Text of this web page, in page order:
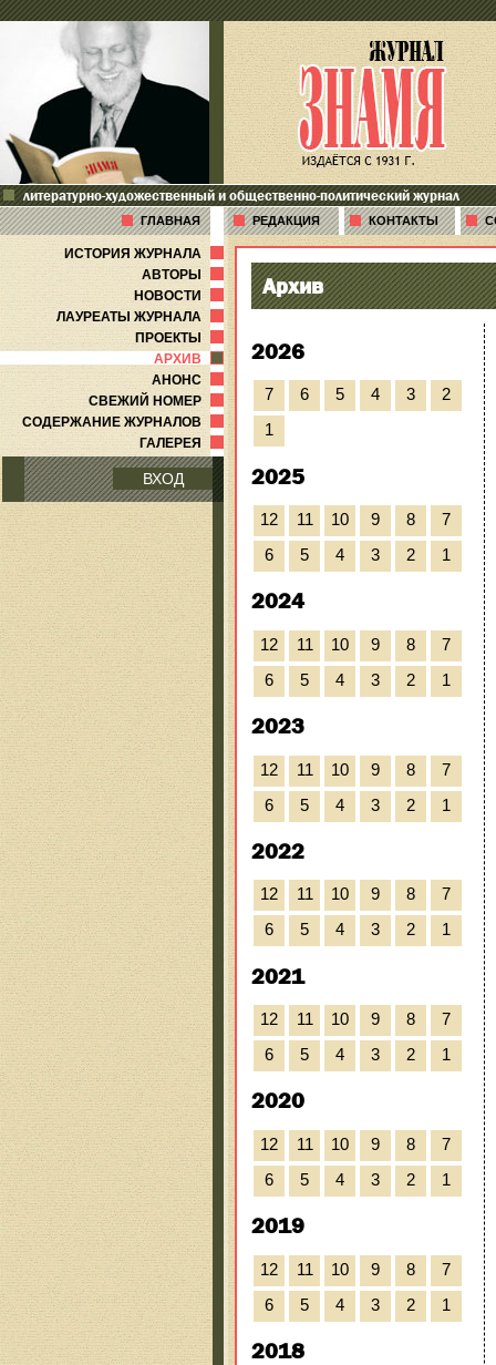
литературно-художественный и общественно-политический журнал
ГЛАВНАЯ РЕДАКЦИЯ КОНТАКТЫ
ИСТОРИЯ ЖУРНАЛА
АВТОРЫ
НОВОСТИ
ЛАУРЕАТЫ ЖУРНАЛА
ПРОЕКТЫ
АРХИВ
АНОНС
СВЕЖИЙ НОМЕР
СОДЕРЖАНИЕ ЖУРНАЛОВ
ГАЛЕРЕЯ
ВХОД
Архив
2026
7 6 5 4 3
2
1
2025
12 11 10 9 8
7
6
5 4 3 2 1
2024
12 11 10 9 8
7
6
5 4 3 2 1
2023
12 11 10 9 8
7
6
5 4 3 2 1
2022
12 11 10 9 8
7
6
5 4 3 2 1
2021
12 11 10 9 8
7
6
5 4 3 2 1
2020
12 11 10 9 8
7
6
5 4 3 2 1
2019
12 11 10 9 8
7
6
5 4 3 2 1
2018